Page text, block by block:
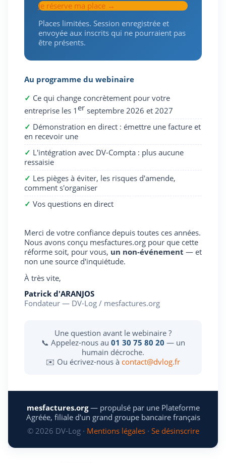
Je réserve ma place →
Places limitées. Session enregistrée et
envoyée aux inscrits qui ne pourraient pas
être présents.
Au programme du webinaire
✓ Ce qui change concrètement pour votre
entreprise les 1er septembre 2026 et 2027
✓ Démonstration en direct : émettre une facture et
en recevoir une
✓ L'intégration avec DV-Compta : plus aucune
ressaisie
✓ Les pièges à éviter, les risques d'amende,
comment s'organiser
✓ Vos questions en direct
Merci de votre confiance depuis toutes ces années.
Nous avons conçu mesfactures.org pour que cette
réforme soit, pour vous, un non-événement — et
non une source d'inquiétude.
À très vite,
Patrick d'ARANJOS
Fondateur — DV-Log / mesfactures.org
Une question avant le webinaire ?
📞 Appelez-nous au 01 30 75 80 20 — un
humain décroche.
✉️ Ou écrivez-nous à contact@dvlog.fr
mesfactures.org— propulsé par une Plateforme
Agréée, filiale d'un grand groupe bancaire français
© 2026 DV-Log · Mentions légales· Se désinscrire